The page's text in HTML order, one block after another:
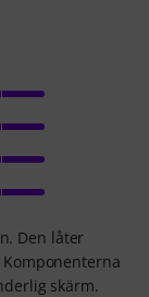
Den låter
skärm.